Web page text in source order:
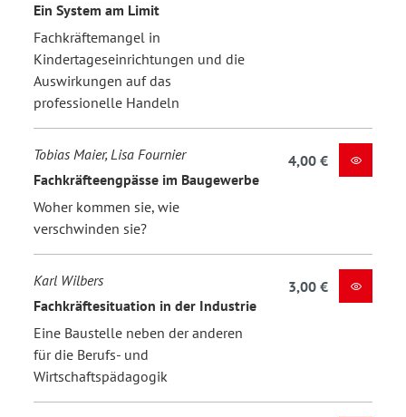
Ein System am Limit
Fachkräftemangel in
Kindertageseinrichtungen und die
Auswirkungen auf das
professionelle Handeln
Tobias Maier, Lisa Fournier
Fachkräfteengpässe im Baugewerbe
Woher kommen sie, wie
verschwinden sie?
4,00 €
Karl Wilbers
Fachkräftesituation in der Industrie
Eine Baustelle neben der anderen
für die Berufs- und
Wirtschaftspädagogik
3,00 €